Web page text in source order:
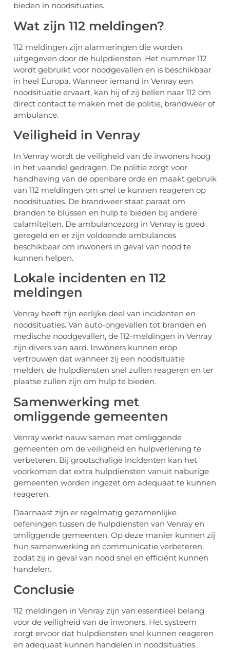
bieden in noodsituaties.
Wat zijn 112 meldingen?
112 meldingen zijn alarmeringen die worden
uitgegeven door de hulpdiensten. Het nummer 112
wordt gebruikt voor noodgevallen en is beschikbaar
in heel Europa. Wanneer iemand in Venray een
noodsituatie ervaart, kan hij of zij bellen naar 112 om
direct contact te maken met de politie, brandweer of
ambulance.
Veiligheid in Venray
In Venray wordt de veiligheid van de inwoners hoog
in het vaandel gedragen. De politie zorgt voor
handhaving van de openbare orde en maakt gebruik
van 112 meldingen om snel te kunnen reageren op
noodsituaties. De brandweer staat paraat om
branden te blussen en hulp te bieden bij andere
calamiteiten. De ambulancezorg in Venray is goed
geregeld en er zijn voldoende ambulances
beschikbaar om inwoners in geval van nood te
kunnen helpen.
Lokale incidenten en 112
meldingen
Venray heeft zijn eerlijke deel van incidenten en
noodsituaties. Van auto-ongevallen tot branden en
medische noodgevallen, de 112-meldingen in Venray
zijn divers van aard. Inwoners kunnen erop
vertrouwen dat wanneer zij een noodsituatie
melden, de hulpdiensten snel zullen reageren en ter
plaatse zullen zijn om hulp te bieden.
Samenwerking met
omliggende gemeenten
Venray werkt nauw samen met omliggende
gemeenten om de veiligheid en hulpverlening te
verbeteren. Bij grootschalige incidenten kan het
voorkomen dat extra hulpdiensten vanuit naburige
gemeenten worden ingezet om adequaat te kunnen
reageren.
Daarnaast zijn er regelmatig gezamenlijke
oefeningen tussen de hulpdiensten van Venray en
omliggende gemeenten. Op deze manier kunnen zij
hun samenwerking en communicatie verbeteren,
zodat zij in geval van nood snel en efficiënt kunnen
handelen.
Conclusie
112 meldingen in Venray zijn van essentieel belang
voor de veiligheid van de inwoners. Het systeem
zorgt ervoor dat hulpdiensten snel kunnen reageren
en adequaat kunnen handelen in noodsituaties.